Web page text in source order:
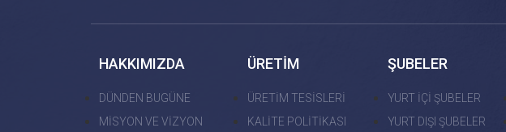
HAKKIMIZDA
DÜNDEN BUGÜNE
MİSYON VE VİZYON
ÜRETİM
ÜRETİM TESİSLERİ
KALİTE POLİTİKASI
ŞUBELER
YURT İÇİ ŞUBELER
YURT DIŞI ŞUBELER